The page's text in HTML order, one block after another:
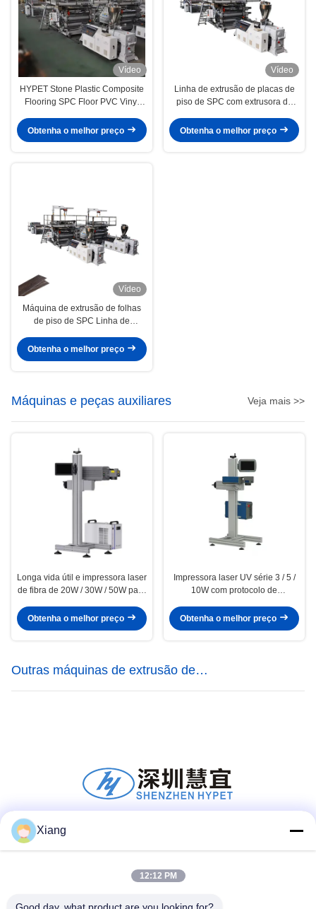
Vídeo
HYPET Stone Plastic Composite
Flooring SPC Floor PVC Vinyl
Production Making Machine
Supplier
Obtenha o melhor preço
Vídeo
Linha de extrusão de placas de
piso de SPC com extrusora de
95/192
Obtenha o melhor preço
Vídeo
Máquina de extrusão de folhas
de piso de SPC Linha de
composto de pedra
Obtenha o melhor preço
Máquinas e peças auxiliares Veja mais >>
Longa vida útil e impressora laser
de fibra de 20W / 30W / 50W para
Obtenha o melhor preço
Impressora laser UV série 3 / 5 /
10W com protocolo de
Obtenha o melhor preço
Outras máquinas de extrusão de
plásticos
Contato Rápido
Xiang
12:12 PM